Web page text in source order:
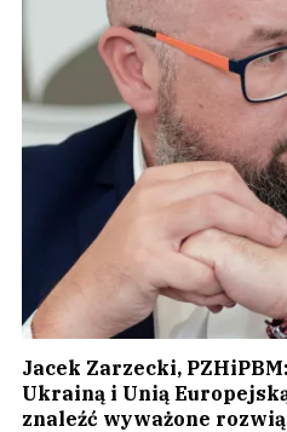
Jacek Zarzecki,
Ukrainą i Unią
znaleźć wyważone